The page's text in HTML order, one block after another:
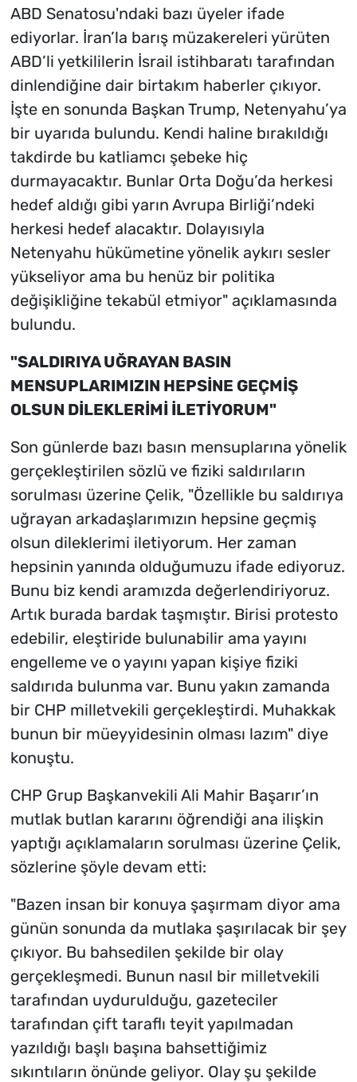
ABD Senatosu'ndaki bazı üyeler ifade
ediyorlar. İran’la barış müzakereleri yürüten
ABD’li yetkililerin İsrail istihbaratı tarafından
dinlendiğine dair birtakım haberler çıkıyor.
İşte en sonunda Başkan Trump, Netenyahu’ya
bir uyarıda bulundu. Kendi haline bırakıldığı
takdirde bu katliamcı şebeke hiç
durmayacaktır. Bunlar Orta Doğu’da herkesi
hedef aldığı gibi yarın Avrupa Birliği’ndeki
herkesi hedef alacaktır. Dolayısıyla
Netenyahu hükümetine yönelik aykırı sesler
yükseliyor ama bu henüz bir politika
değişikliğine tekabül etmiyor" açıklamasında
bulundu.
"SALDIRIYA UĞRAYAN BASIN
MENSUPLARIMIZIN HEPSİNE GEÇMİŞ
OLSUN DİLEKLERİMİ İLETİYORUM"
Son günlerde bazı basın mensuplarına yönelik
gerçekleştirilen sözlü ve fiziki saldırıların
sorulması üzerine Çelik, "Özellikle bu saldırıya
uğrayan arkadaşlarımızın hepsine geçmiş
olsun dileklerimi iletiyorum. Her zaman
hepsinin yanında olduğumuzu ifade ediyoruz.
Bunu biz kendi aramızda değerlendiriyoruz.
Artık burada bardak taşmıştır. Birisi protesto
edebilir, eleştiride bulunabilir ama yayını
engelleme ve o yayını yapan kişiye fiziki
saldırıda bulunma var. Bunu yakın zamanda
bir CHP milletvekili gerçekleştirdi. Muhakkak
bunun bir müeyyidesinin olması lazım" diye
konuştu.
CHP Grup Başkanvekili Ali Mahir Başarır’ın
mutlak butlan kararını öğrendiği ana ilişkin
yaptığı açıklamaların sorulması üzerine Çelik,
sözlerine şöyle devam etti:
"Bazen insan bir konuya şaşırmam diyor ama
günün sonunda da mutlaka şaşırılacak bir şey
çıkıyor. Bu bahsedilen şekilde bir olay
gerçekleşmedi. Bunun nasıl bir milletvekili
tarafından uydurulduğu, gazeteciler
tarafından çift taraflı teyit yapılmadan
yazıldığı başlı başına bahsettiğimiz
sıkıntıların önünde geliyor. Olay şu şekilde